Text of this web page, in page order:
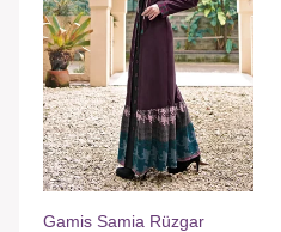
Gamis Samia Rüzgar